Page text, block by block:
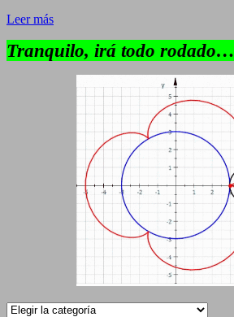
Leer más
Tranquilo, irá todo rodado…
Categorías